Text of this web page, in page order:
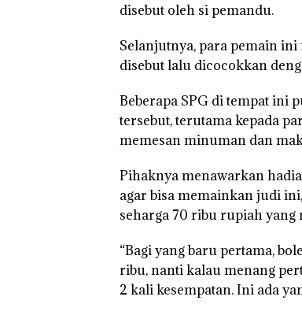
disebut oleh si pemandu.
Selanjutnya, para pemain
disebut lalu dicocokkan
Beberapa SPG di tempat ini
tersebut, terutama kepada
memesan minuman dan
Pihaknya menawarkan
agar bisa memainkan judi
seharga 70 ribu rupiah yang
“Bagi yang baru pertama,
ribu, nanti kalau menang
2 kali kesempatan. Ini ada